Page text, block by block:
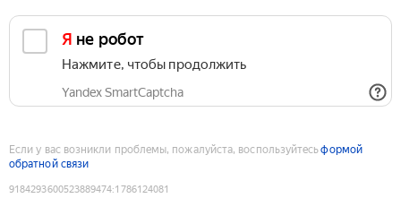
Я не робот
Нажмите, чтобы продолжить
Yandex SmartCaptcha
Если у вас возникли проблемы, пожалуйста, воспользуйтесьформой
обратной связи
9184293600523889474:1786124081